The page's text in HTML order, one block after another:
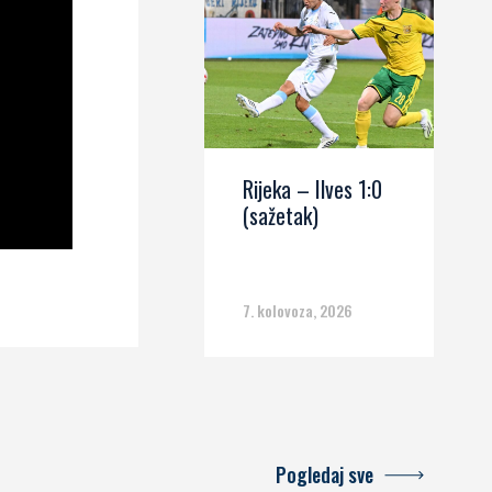
Rijeka – Ilves 1:0
(sažetak)
7. kolovoza, 2026
Pogledaj sve